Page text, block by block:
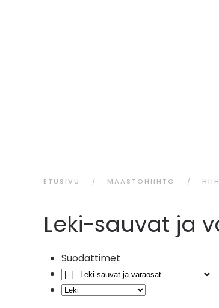
ETUSIVU MAASTOHIIHTO
Leki-sauvat ja
Suodattimet